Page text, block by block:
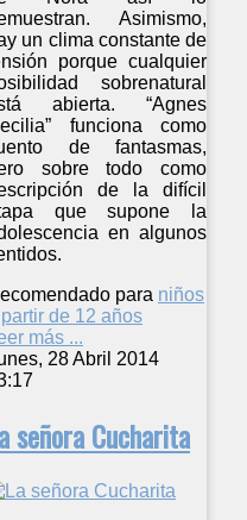
Asimismo,
un clima constante de
porque cualquier
sobrenatural
abierta. “Agnes
funciona como
de fantasmas,
sobre todo como
de la difícil
que supone la
en algunos
para niños
de 12 años
más ...
28 Abril 2014
señora Cucharita